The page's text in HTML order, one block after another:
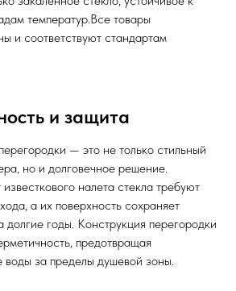
температур.Все товары
и соответствуют стандартам
и защита
— это не только стильный
но и долговечное решение.
налета стекла требуют
а их поверхность сохраняет
долгие годы. Конструкция перегородки
предотвращая
воды за пределы душевой зоны.